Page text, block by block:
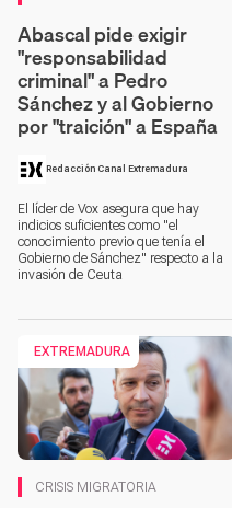
Abascal pide exigir
"responsabilidad
criminal" a Pedro
Sánchez y al Gobierno
por "traición" a España
Redacción Canal Extremadura
El líder de Vox asegura que hay
indicios suficientes como "el
conocimiento previo que tenía el
Gobierno de Sánchez" respecto a la
invasión de Ceuta
EXTREMADURA
CRISIS MIGRATORIA